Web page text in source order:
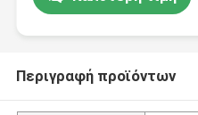
Περιγραφή προϊόντων